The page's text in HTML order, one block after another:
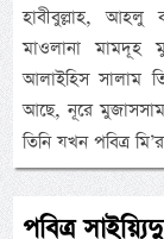
হাবীবুল্লাহ, আহলু
মাওলানা মামদূহ
আলাইহিস সালাম
আছে, নূরে মুজাসসাম
তিনি যখন পবিত্র
পবিত্র